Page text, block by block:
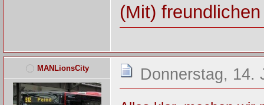
(Mit)
MANLionsCity Donnerstag, 14.